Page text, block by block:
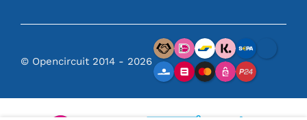
© Opencircuit 2014 - 2026